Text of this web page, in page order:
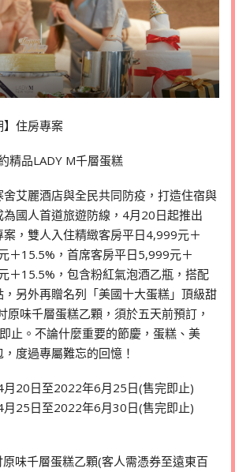
】住房專案
精品LADY M千層蛋糕
艾麗酒店與全民共同防疫，打造住宿與
國人首道旅遊防線，4月20日起推出
案，雙人入住精緻客房平日4,999元＋
＋15.5%，首席客房平日5,999元＋
＋15.5%，包含粉紅氣泡酒乙瓶，搭配
另外再贈名列「美國十大蛋糕」頂級甜
原味千層蛋糕乙顆，須於五天前預訂，
止。不論什麼重要的節慶，蛋糕、美
度過專屬難忘的回憶！
20日至2022年6月25日(售完即止)
月25日至2022年6月30日(售完即止)
味千層蛋糕乙顆(客人需憑券至遠東百